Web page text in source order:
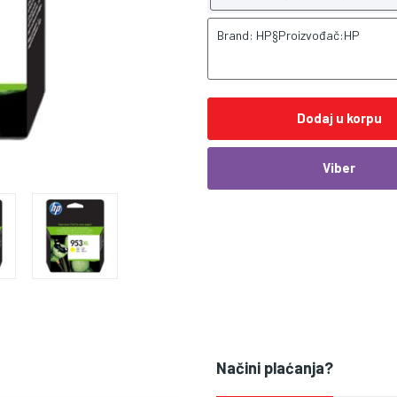
Brand: HP§Proizvođač:HP
Dodaj u korpu
Viber
Načini plaćanja?